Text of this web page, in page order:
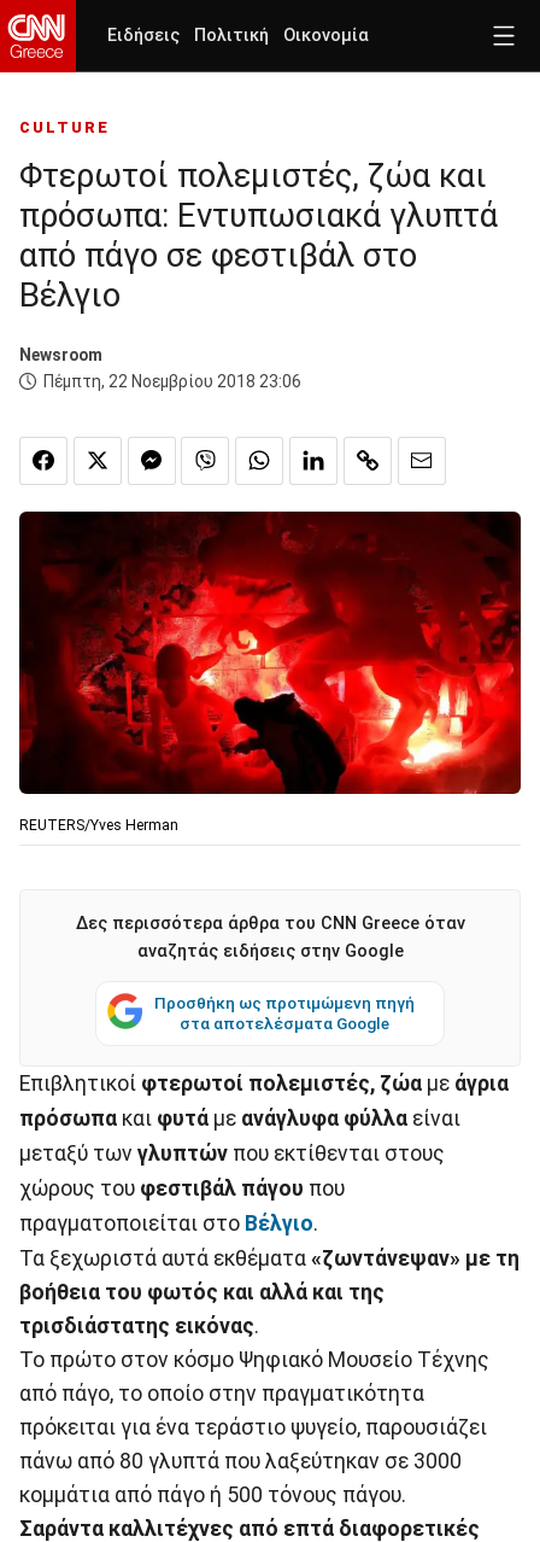
Ειδήσεις Πολιτική Οικονομία
CULTURE
Φτερωτοί πολεμιστές, ζώα και
πρόσωπα: Εντυπωσιακά γλυπτά
από πάγο σε φεστιβάλ στο
Βέλγιο
Newsroom
Πέμπτη, 22 Νοεμβρίου 2018 23:06
REUTERS/Yves Herman
Δες περισσότερα άρθρα του CNN Greece όταν
αναζητάς ειδήσεις στην Google
Προσθήκη ως προτιμώμενη πηγή
στα αποτελέσματα Google
Επιβλητικοί φτερωτοί πολεμιστές, ζώα με άγρια
πρόσωπα και φυτά με ανάγλυφα φύλλα είναι
μεταξύ των γλυπτών που εκτίθενται στους
χώρους του φεστιβάλ πάγου που
πραγματοποιείται στο Βέλγιο.
Τα ξεχωριστά αυτά εκθέματα «ζωντάνεψαν» με τη
βοήθεια του φωτός και αλλά και της
τρισδιάστατης εικόνας.
Το πρώτο στον κόσμο Ψηφιακό Μουσείο Τέχνης
από πάγο, το οποίο στην πραγματικότητα
πρόκειται για ένα τεράστιο ψυγείο, παρουσιάζει
πάνω από 80 γλυπτά που λαξεύτηκαν σε 3000
κομμάτια από πάγο ή 500 τόνους πάγου.
Σαράντα καλλιτέχνες από επτά διαφορετικές